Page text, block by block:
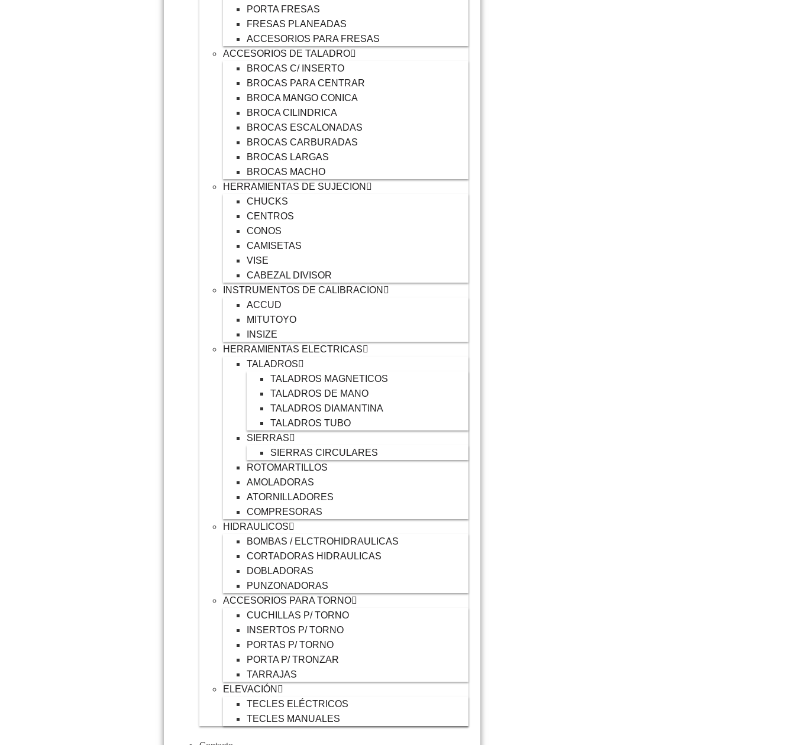
PORTA FRESAS
FRESAS PLANEADAS
ACCESORIOS PARA FRESAS
ACCESORIOS DE TALADRO
BROCAS C/ INSERTO
BROCAS PARA CENTRAR
BROCA MANGO CONICA
BROCA CILINDRICA
BROCAS ESCALONADAS
BROCAS CARBURADAS
BROCAS LARGAS
BROCAS MACHO
HERRAMIENTAS DE SUJECION
CHUCKS
CENTROS
CONOS
CAMISETAS
VISE
CABEZAL DIVISOR
INSTRUMENTOS DE CALIBRACION
ACCUD
MITUTOYO
INSIZE
HERRAMIENTAS ELECTRICAS
TALADROS
TALADROS MAGNETICOS
TALADROS DE MANO
TALADROS DIAMANTINA
TALADROS TUBO
SIERRAS
SIERRAS CIRCULARES
ROTOMARTILLOS
AMOLADORAS
ATORNILLADORES
COMPRESORAS
HIDRAULICOS
BOMBAS / ELCTROHIDRAULICAS
CORTADORAS HIDRAULICAS
DOBLADORAS
PUNZONADORAS
ACCESORIOS PARA TORNO
CUCHILLAS P/ TORNO
INSERTOS P/ TORNO
PORTAS P/ TORNO
PORTA P/ TRONZAR
TARRAJAS
ELEVACIÓN
TECLES ELÉCTRICOS
TECLES MANUALES